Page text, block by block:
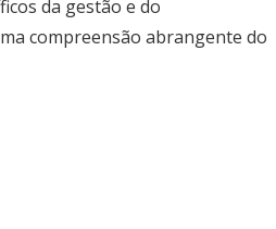
da gestão e do
compreensão abrangente do